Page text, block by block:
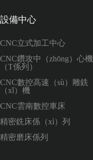
設備中心
CNC立式加工中心
CNC鑽攻中（zhōng）心機
（T係列）
CNC數控高速（sù）雕銑
（xǐ）機
CNC雲南數控車床
精密銑床係（xì）列
精密磨床係列